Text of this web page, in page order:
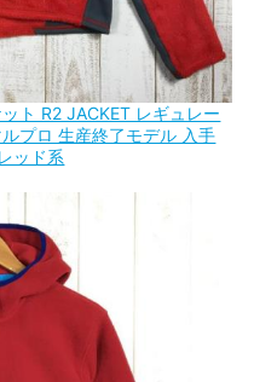
ット R2 JACKET レギュレー
プロ 生産終了モデル 入手
ッド系